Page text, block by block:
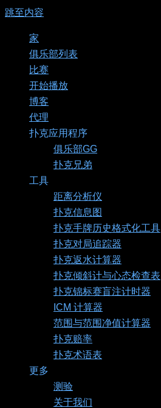
跳至内容
家
俱乐部列表
比赛
开始播放
博客
代理
扑克应用程序
俱乐部GG
扑克兄弟
工具
距离分析仪
扑克信息图
扑克手牌历史格式化工具
扑克对局追踪器
扑克返水计算器
扑克倾斜计与心态检查表
扑克锦标赛盲注计时器
ICM 计算器
范围与范围净值计算器
扑克赔率
扑克术语表
更多
测验
关于我们